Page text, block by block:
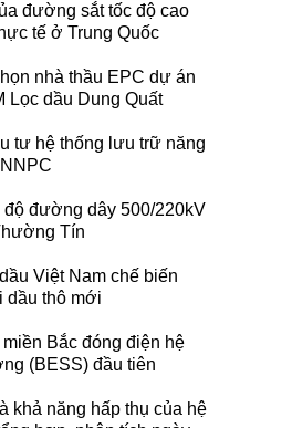
đường sắt tốc độ cao
tế ở Trung Quốc
nhà thầu EPC dự án
Lọc dầu Dung Quất
tư hệ thống lưu trữ năng
đường dây 500/220kV
Tín
Việt Nam chế biến
dầu thô mới
Bắc đóng điện hệ
(BESS) đầu tiên
khả năng hấp thụ của hệ